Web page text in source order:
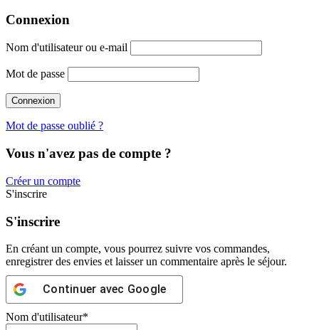
Connexion
Nom d'utilisateur ou e-mail
Mot de passe
Mot de passe oublié ?
Vous n'avez pas de compte ?
Créer un compte
S'inscrire
S'inscrire
En créant un compte, vous pourrez suivre vos commandes,
enregistrer des envies et laisser un commentaire après le séjour.
Continuer avec Google
Nom d'utilisateur*